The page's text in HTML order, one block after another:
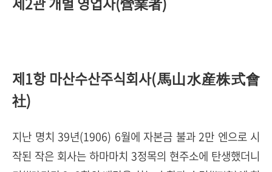
제1항 마산수산주식회사(馬山水産株式會
社)
지난 명치 39년(1906) 6월에 자본금 불과 2만 엔으로 시
작된 작은 회사는 하마마치 3정목의 현주소에 탄생했더니